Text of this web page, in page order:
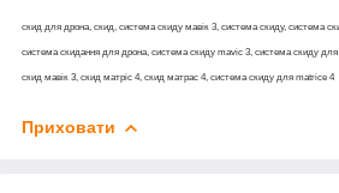
скид для дрона, скид, система скиду мавік 3, система скиду, система
система скидання для дрона, система скиду mavic 3, система скиду для
скид мавік 3, скид матріс 4, скид матрас 4, система скиду для matrice 4
Приховати